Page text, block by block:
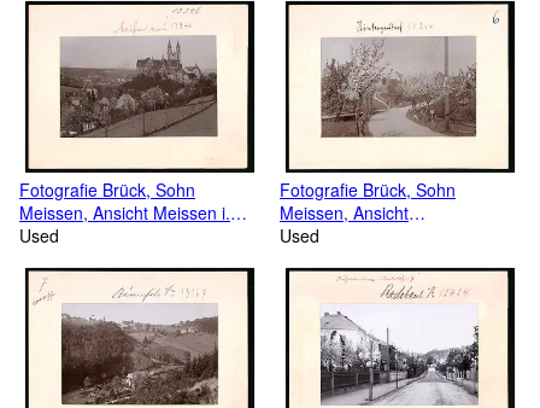
Lössnitzstrasse, Pfunds
Molkerei
Fotografie Brück, Sohn
Meissen, Ansicht Meissen i.
Sa., Blick von der Nossener
mit Dom
Used
Fotografie Brück, Sohn
Meissen, Ansicht
Hintergersdorf, Partie im Ort
Used